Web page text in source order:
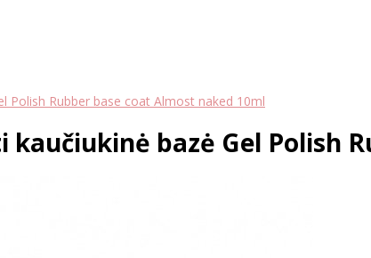
Polish Rubber base coat Almost naked 10ml
bazė Gel Polish